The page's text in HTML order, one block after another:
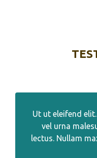
Ut ut eleifend
vel urna
lectus. Nullam